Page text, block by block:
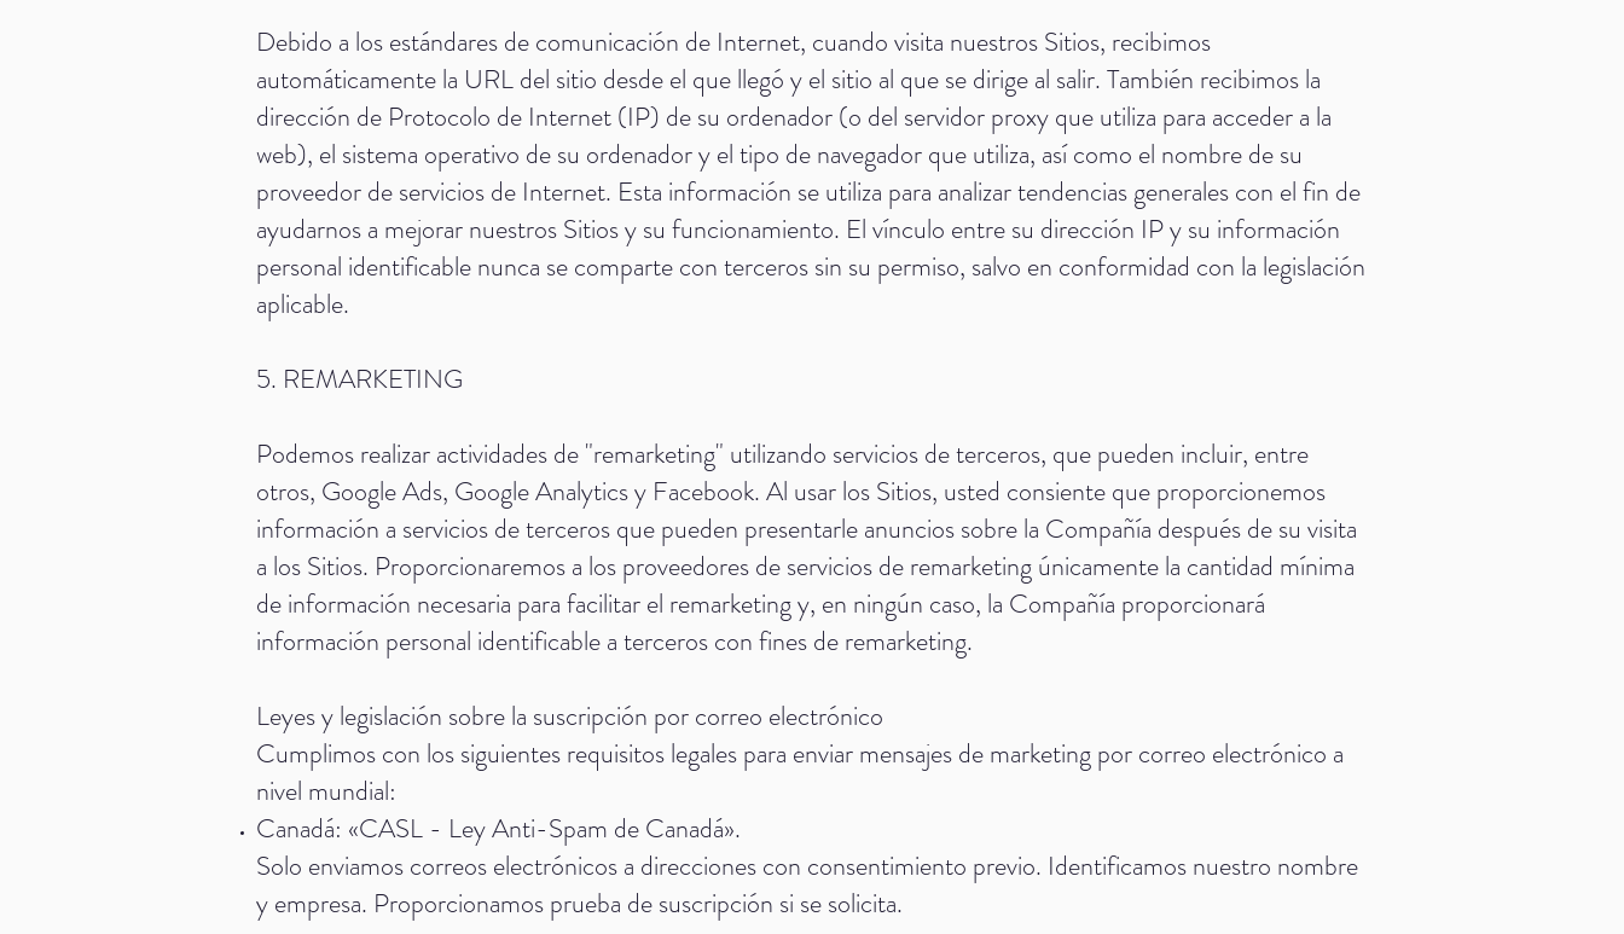
Debido a los estándares de comunicación de Internet, cuando visita nuestros Sitios, recibimos
automáticamente la URL del sitio desde el que llegó y el sitio al que se dirige al salir. También recibimos la
dirección de Protocolo de Internet (IP) de su ordenador (o del servidor proxy que utiliza para acceder a la
web), el sistema operativo de su ordenador y el tipo de navegador que utiliza, así como el nombre de su
proveedor de servicios de Internet. Esta información se utiliza para analizar tendencias generales con el fin de
ayudarnos a mejorar nuestros Sitios y su funcionamiento. El vínculo entre su dirección IP y su información
personal identificable nunca se comparte con terceros sin su permiso, salvo en conformidad con la legislación
aplicable.
5. REMARKETING
Podemos realizar actividades de "remarketing" utilizando servicios de terceros, que pueden incluir, entre
otros, Google Ads, Google Analytics y Facebook. Al usar los Sitios, usted consiente que proporcionemos
información a servicios de terceros que pueden presentarle anuncios sobre la Compañía después de su visita
a los Sitios. Proporcionaremos a los proveedores de servicios de remarketing únicamente la cantidad mínima
de información necesaria para facilitar el remarketing y, en ningún caso, la Compañía proporcionará
información personal identificable a terceros con fines de remarketing.
Leyes y legislación sobre la suscripción por correo electrónico
Cumplimos con los siguientes requisitos legales para enviar mensajes de marketing por correo electrónico a
nivel mundial:
Canadá: «CASL - Ley Anti-Spam de Canadá».
Solo enviamos correos electrónicos a direcciones con consentimiento previo. Identificamos nuestro nombre
y empresa. Proporcionamos prueba de suscripción si se solicita.